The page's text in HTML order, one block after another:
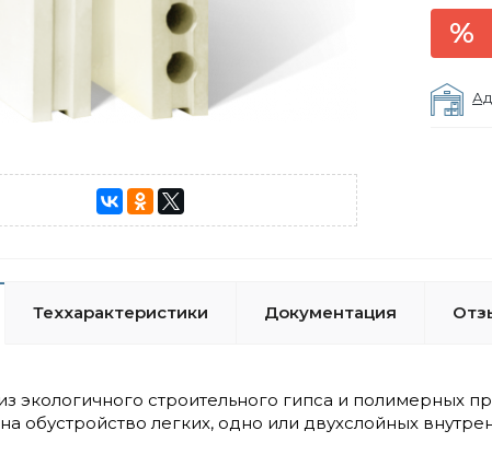
Теххарактеристики Документация
экологичного строительного гипса и полимерных
обустройство легких, одно или двухслойных